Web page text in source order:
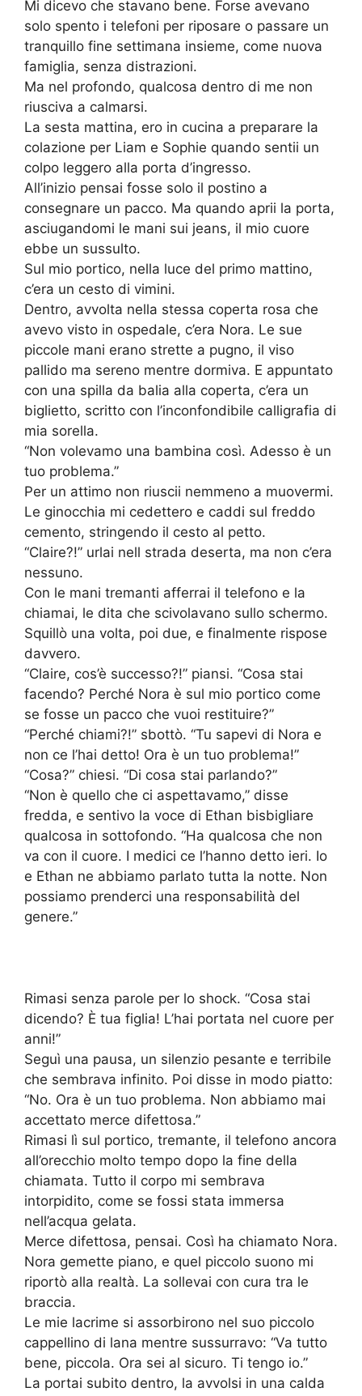
Mi dicevo che stavano bene. Forse avevano
solo spento i telefoni per riposare o passare un
tranquillo fine settimana insieme, come nuova
famiglia, senza distrazioni.
Ma nel profondo, qualcosa dentro di me non
riusciva a calmarsi.
La sesta mattina, ero in cucina a preparare la
colazione per Liam e Sophie quando sentii un
colpo leggero alla porta d’ingresso.
All’inizio pensai fosse solo il postino a
consegnare un pacco. Ma quando aprii la porta,
asciugandomi le mani sui jeans, il mio cuore
ebbe un sussulto.
Sul mio portico, nella luce del primo mattino,
c’era un cesto di vimini.
Dentro, avvolta nella stessa coperta rosa che
avevo visto in ospedale, c’era Nora. Le sue
piccole mani erano strette a pugno, il viso
pallido ma sereno mentre dormiva. E appuntato
con una spilla da balia alla coperta, c’era un
biglietto, scritto con l’inconfondibile calligrafia di
mia sorella.
“Non volevamo una bambina così. Adesso è un
tuo problema.”
Per un attimo non riuscii nemmeno a muovermi.
Le ginocchia mi cedettero e caddi sul freddo
cemento, stringendo il cesto al petto.
“Claire?!” urlai nell strada deserta, ma non c’era
nessuno.
Con le mani tremanti afferrai il telefono e la
chiamai, le dita che scivolavano sullo schermo.
Squillò una volta, poi due, e finalmente rispose
davvero.
“Claire, cos’è successo?!” piansi. “Cosa stai
facendo? Perché Nora è sul mio portico come
se fosse un pacco che vuoi restituire?”
“Perché chiami?!” sbottò. “Tu sapevi di Nora e
non ce l’hai detto! Ora è un tuo problema!”
“Cosa?” chiesi. “Di cosa stai parlando?”
“Non è quello che ci aspettavamo,” disse
fredda, e sentivo la voce di Ethan bisbigliare
qualcosa in sottofondo. “Ha qualcosa che non
va con il cuore. I medici ce l’hanno detto ieri. Io
e Ethan ne abbiamo parlato tutta la notte. Non
possiamo prenderci una responsabilità del
genere.”
Rimasi senza parole per lo shock. “Cosa stai
dicendo? È tua figlia! L’hai portata nel cuore per
anni!”
Seguì una pausa, un silenzio pesante e terribile
che sembrava infinito. Poi disse in modo piatto:
“No. Ora è un tuo problema. Non abbiamo mai
accettato merce difettosa.”
Rimasi lì sul portico, tremante, il telefono ancora
all’orecchio molto tempo dopo la fine della
chiamata. Tutto il corpo mi sembrava
intorpidito, come se fossi stata immersa
nell’acqua gelata.
Merce difettosa, pensai. Così ha chiamato Nora.
Nora gemette piano, e quel piccolo suono mi
riportò alla realtà. La sollevai con cura tra le
braccia.
Le mie lacrime si assorbirono nel suo piccolo
cappellino di lana mentre sussurravo: “Va tutto
bene, piccola. Ora sei al sicuro. Ti tengo io.”
La portai subito dentro, la avvolsi in una calda